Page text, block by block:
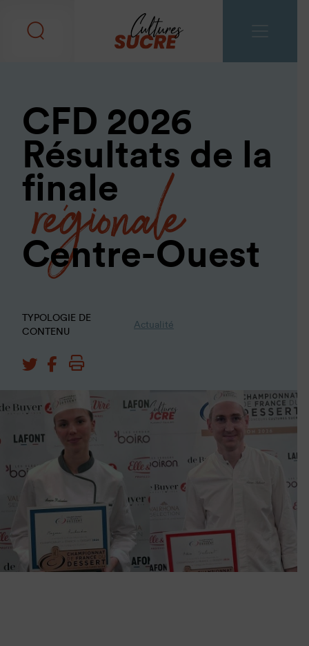
CFD 2026
Résultats de la
finale
régionale
Centre-Ouest
TYPOLOGIE DE
CONTENU
Actualité